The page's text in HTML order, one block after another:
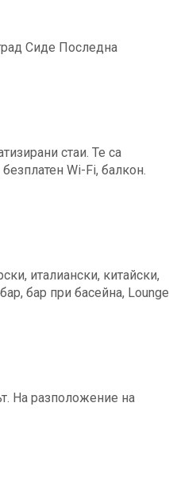
Сиде Последна
стаи. Те са
Wi-Fi, балкон.
италиански, китайски,
бар при басейна, Lounge
На разположение на